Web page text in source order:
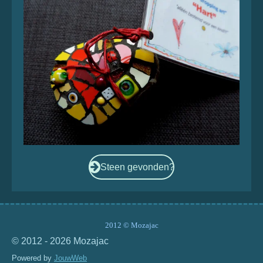
n
e
n
n
Steen gevonden?
2012 © Mozajac
© 2012 - 2026 Mozajac
Powered by JouwWeb